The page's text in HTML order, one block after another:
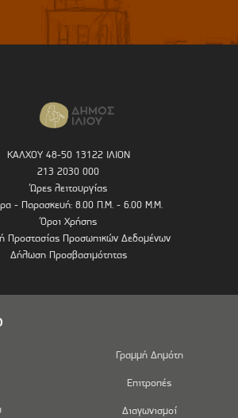
ΚΑΛΧΟΥ 48-50 13122 ΙΛΙΟΝ
213 2030 000
Ώρες λειτουργίας
- Παρασκευή: 8.00 Π.Μ. - 6.00 Μ.Μ.
Όροι Χρήσης
Προστασίας Προσωπικών Δεδομένων
Δήλωση Προσβασιμότητας
Γραμμή Δημότη
Επιτροπές
Διαγωνισμοί